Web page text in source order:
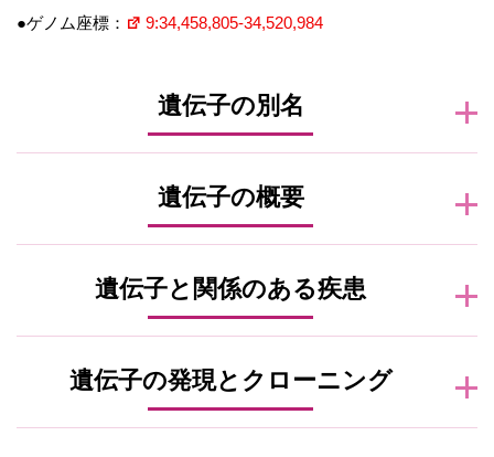
●ゲノム座標：
9:34,458,805-34,520,984
遺伝子の別名
遺伝子の概要
遺伝子と関係のある疾患
遺伝子の発現とクローニング